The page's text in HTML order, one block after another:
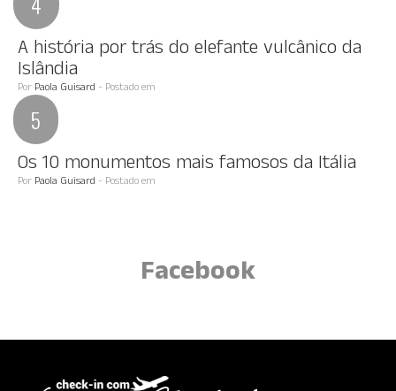
A história por trás do elefante vulcânico da
Islândia
Por Paola Guisard - Postado em
Os 10 monumentos mais famosos da Itália
Por Paola Guisard - Postado em
Facebook